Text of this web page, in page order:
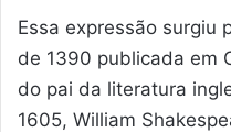
Essa expressão surgiu
de 1390 publicada em
do pai da literatura
1605, William